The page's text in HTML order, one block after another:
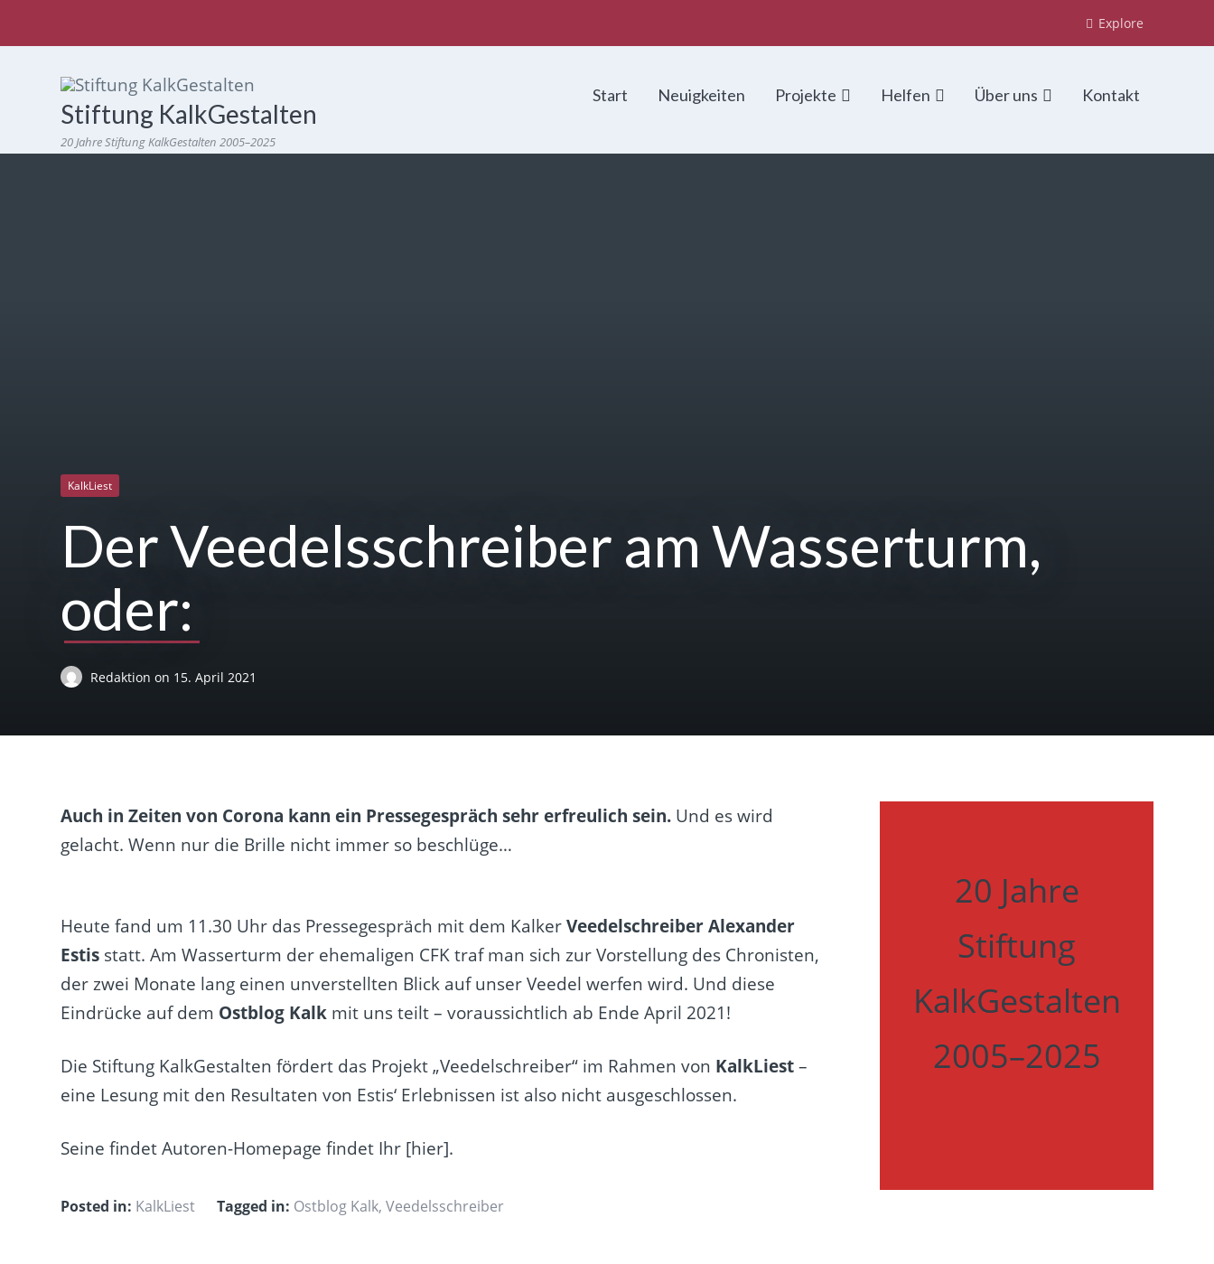
Explore
Stiftung KalkGestalten
20 Jahre Stiftung KalkGestalten 2005–2025
Start Neuigkeiten Projekte Helfen Über uns Kontakt
KalkLiest
Der Veedelsschreiber am Wasserturm,
oder:
Redaktionon 15. April 2021
Auch in Zeiten von Corona kann ein Pressegespräch sehr erfreulich sein. Und es wird
gelacht. Wenn nur die Brille nicht immer so beschlüge…
Heute fand um 11.30 Uhr das Pressegespräch mit dem KalkerVeedelschreiberAlexander
Estis statt. AmWasserturm der ehemaligen CFKtraf man sich zur Vorstellung des Chronisten,
der zwei Monate lang einen unverstellten Blick auf unser Veedel werfen wird. Und diese
Eindrücke auf dem Ostblog Kalk mit uns teilt – voraussichtlich ab Ende April 2021!
Die Stiftung KalkGestalten fördert das Projekt „Veedelschreiber“ im Rahmen von KalkLiest–
eine Lesung mit den Resultaten von Estis‘ Erlebnissen ist also nicht ausgeschlossen.
Seine findet Autoren-Homepage findet Ihr [hier].
Posted in: KalkLiest Tagged in: Ostblog Kalk,Veedelsschreiber
20 Jahre
Stiftung
KalkGestalten
2005–2025